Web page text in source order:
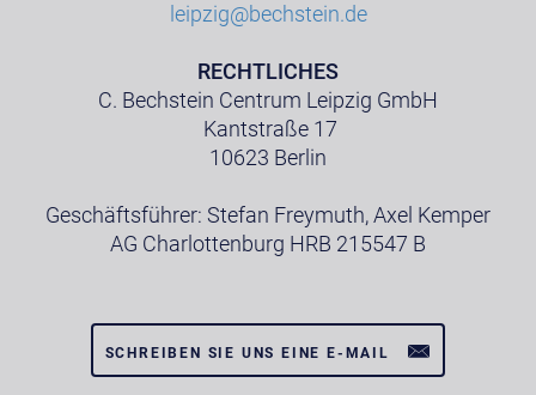
leipzig@bechstein.de
RECHTLICHES
C. Bechstein Centrum Leipzig GmbH
Kantstraße 17
10623 Berlin
Geschäftsführer: Stefan Freymuth, Axel Kemper
AG Charlottenburg HRB 215547 B
SCHREIBEN SIE UNS EINE E-MAIL